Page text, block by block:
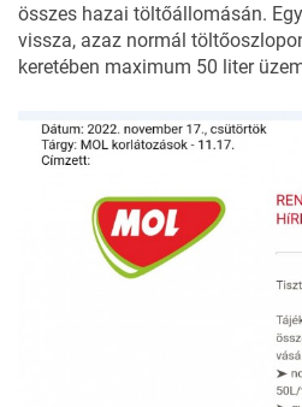
összes hazai töltőállomásán.
vissza, azaz normál
keretében maximum 50 liter